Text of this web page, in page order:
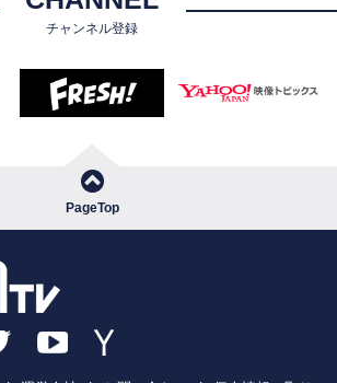
チャンネル登録
PageTop